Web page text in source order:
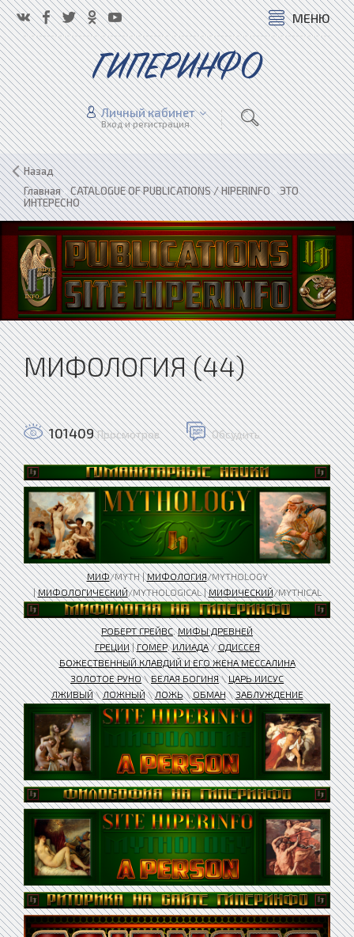
МЕНЮ
ГИПЕРИНФО
Личный кабинет
Вход и регистрация
Назад
Главная»CATALOGUE OF PUBLICATIONS / HIPERINFO»ЭТО
ИНТЕРЕСНО
МИФОЛОГИЯ (44)
101409 Просмотров Обсудить
МИФ/MYTH |МИФОЛОГИЯ/MYTHOLOGY
|МИФОЛОГИЧЕСКИЙ/MYTHOLOGICAL |МИФИЧЕСКИЙ/MYTHICAL
РОБЕРТ ГРЕЙВС.МИФЫ ДРЕВНЕЙ
ГРЕЦИИ|ГОМЕР.ИЛИАДА/ОДИССЕЯ
БОЖЕСТВЕННЫЙ КЛАВДИЙ И ЕГО ЖЕНА МЕССАЛИНА​
ЗОЛОТОЕ РУНО\БЕЛАЯ БОГИНЯ\ЦАРЬ ИИСУС
ЛЖИВЫЙ\ЛОЖНЫЙ\ЛОЖЬ\ОБМАН\ЗАБЛУЖДЕНИЕ